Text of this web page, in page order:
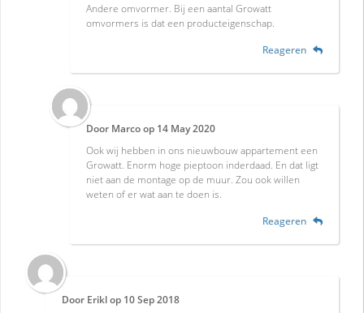
Andere omvormer. Bij een aantal Growatt
omvormers is dat een producteigenschap.
Reageren
Door Marcoop 14 May 2020
Ook wij hebben in ons nieuwbouw appartement een
Growatt. Enorm hoge pieptoon inderdaad. En dat ligt
niet aan de montage op de muur. Zou ook willen
weten of er wat aan te doen is.
Reageren
Door Eriklop 10 Sep 2018